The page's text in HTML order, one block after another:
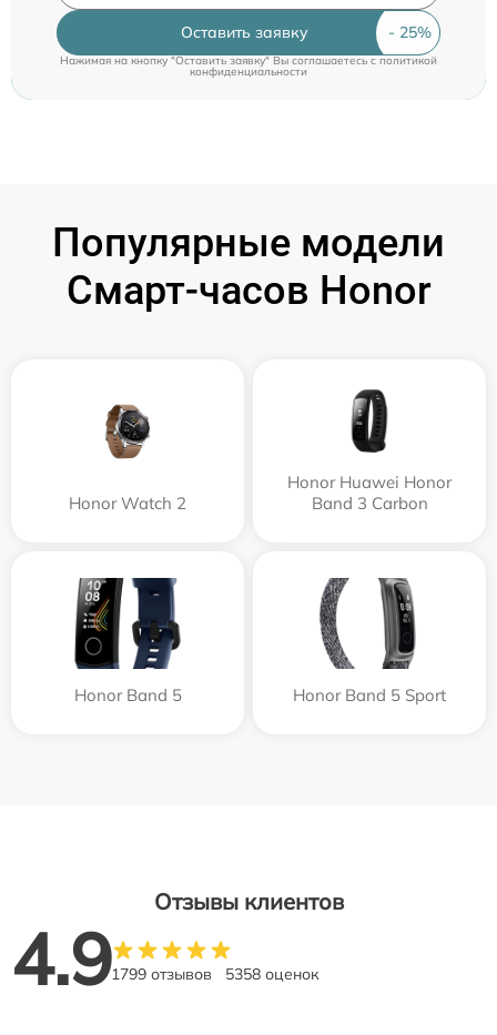
Оставить заявку
Нажимая на кнопку "Оставить заявку" Вы соглашаетесь cполитикой
конфиденциальности
Популярные модели
Смарт-часов Honor
Honor Watch 2
Honor Huawei Honor
Band 3 Carbon
Honor Band 5 Honor Band 5 Sport
Отзывы клиентов
4.91799 отзывов 5358 оценок